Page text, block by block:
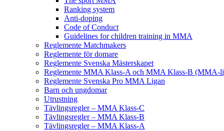
Ranking system
Anti-doping
Code of Conduct
Guidelines for children training in MMA
Reglemente Matchmakers
Reglemente för domare
Reglemente Svenska Mästerskapet
Reglemente MMA Klass-A och MMA Klass-B (MMA-
Reglemente Svenska Pro MMA Ligan
Barn och ungdomar
Utrustning
Tävlingsregler – MMA Klass-C
Tävlingsregler – MMA Klass-B
Tävlingsregler – MMA Klass-A